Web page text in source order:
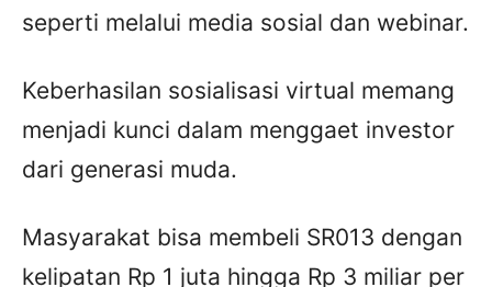
seperti melalui media sosial dan webinar.
Keberhasilan sosialisasi virtual memang
menjadi kunci dalam menggaet investor
dari generasi muda.
Masyarakat bisa membeli SR013 dengan
kelipatan Rp 1 juta hingga Rp 3 miliar per